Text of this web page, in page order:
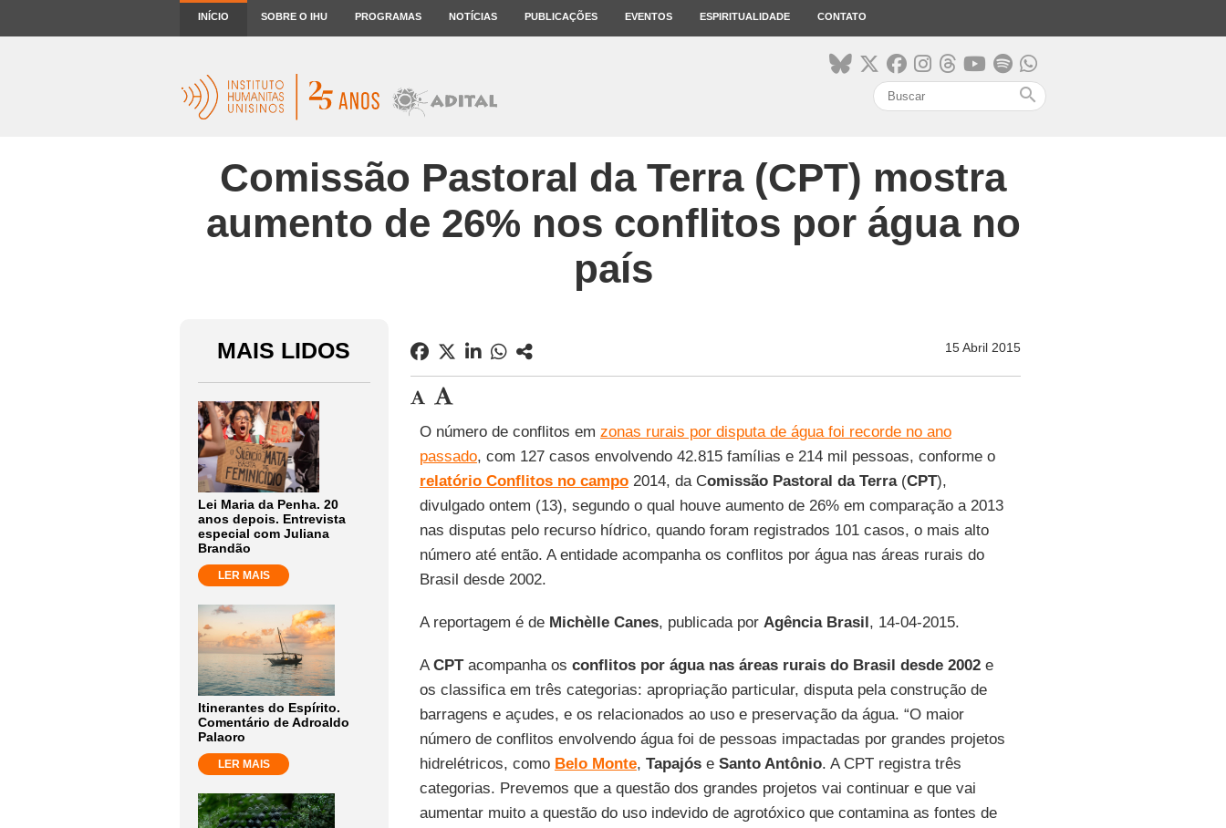
INÍCIO SOBRE O IHU PROGRAMAS NOTÍCIAS PUBLICAÇÕES EVENTOS ESPIRITUALIDADE CONTATO
search
Comissão Pastoral da Terra (CPT) mostra
aumento de 26% nos conflitos por água no
país
MAIS LIDOS
Lei Maria da Penha. 20
anos depois. Entrevista
especial com Juliana
Brandão
LER MAIS
Itinerantes do Espírito.
Comentário de Adroaldo
Palaoro
LER MAIS
15 Abril 2015
O número de conflitos em zonas rurais por disputa de água foi recorde no ano
passado, com 127 casos envolvendo 42.815 famílias e 214 mil pessoas, conforme o
relatório Conflitos no campo2014, da Comissão Pastoral da Terra(CPT),
divulgado ontem (13), segundo o qual houve aumento de 26% em comparação a 2013
nas disputas pelo recurso hídrico, quando foram registrados 101 casos, o mais alto
número até então. A entidade acompanha os conflitos por água nas áreas rurais do
Brasil desde 2002.
A reportagem é de Michèlle Canes, publicada por Agência Brasil, 14-04-2015.
ACPTacompanha os conflitos por água nas áreas rurais do Brasil desde 2002e
os classifica em três categorias: apropriação particular, disputa pela construção de
barragens e açudes, e os relacionados ao uso e preservação da água. “O maior
número de conflitos envolvendo água foi de pessoas impactadas por grandes projetos
hidrelétricos, como Belo Monte, Tapajóse Santo Antônio. A CPT registra três
categorias. Prevemos que a questão dos grandes projetos vai continuar e que vai
aumentar muito a questão do uso indevido de agrotóxico que contamina as fontes de